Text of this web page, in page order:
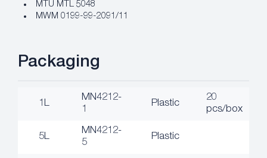
MTU MTL 5048
MWM 0199-99-2091/11
Packaging
1L
MN4212-
1
Plastic
20
pcs/box
5L
MN4212-
5
Plastic